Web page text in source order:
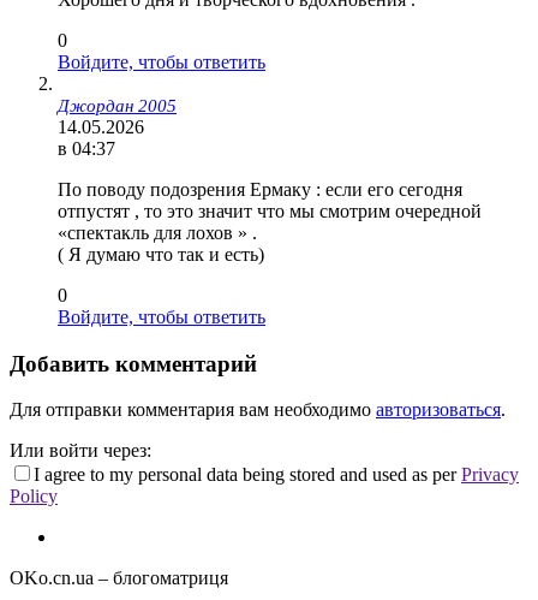
0
Войдите, чтобы ответить
Джордан 2005
14.05.2026
в 04:37
По поводу подозрения Ермаку : если его сегодня
отпустят , то это значит что мы смотрим очередной
«спектакль для лохов » .
( Я думаю что так и есть)
0
Войдите, чтобы ответить
Добавить комментарий
Для отправки комментария вам необходимо авторизоваться.
Или войти через:
I agree to my personal data being stored and used as perPrivacy
Policy
OKo.cn.ua – блогоматриця